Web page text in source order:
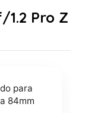
Pro Z
para
84mm